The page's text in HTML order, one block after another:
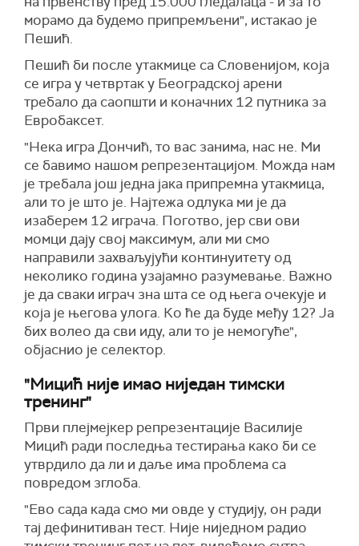
морамо да будемо припремљени", истакао је
Пешић.
Пешић би после утакмице са Словенијом, која
се игра у четвртак у Београдској арени
требало да саопшти и коначних 12 путника за
Евробаксет.
"Нека игра Дончић, то вас занима, нас не. Ми
се бавимо нашом репрезентацијом. Можда нам
је требала још једна јака припремна утакмица,
али то је што је. Најтежа одлука ми је да
изаберем 12 играча. Поготво, јер сви ови
момци дају свој максимум, али ми смо
направили захваљујући континуитету од
неколико година узајамно разумевање. Важно
је да сваки играч зна шта се од њега очекује и
која је његова улога. Ко ће да буде међу 12? Ја
бих волео да сви иду, али то је немогуће",
објаснио је селектор.
"Мицић није имао ниједан тимски
тренинг"
Први плејмејкер репрезентације Василије
Мицић ради последња тестирања како би се
утврдило да ли и даље има проблема са
повредом зглоба.
"Ево сада када смо ми овде у студију, он ради
тај дефинитиван тест. Није ниједном радио